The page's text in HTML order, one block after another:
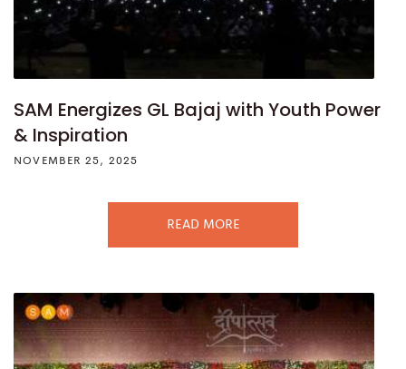
SAM Energizes GL Bajaj with Youth Power
& Inspiration
NOVEMBER 25, 2025
READ MORE